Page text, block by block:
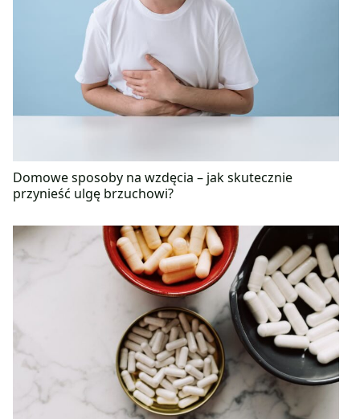
Domowe sposoby na wzdęcia – jak skutecznie
przynieść ulgę brzuchowi?